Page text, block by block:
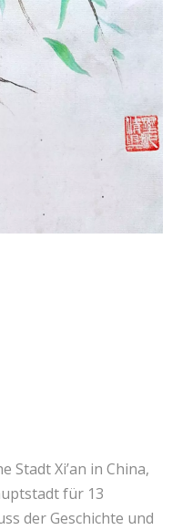
Stadt Xi’an in China,
für 13
der Geschichte und